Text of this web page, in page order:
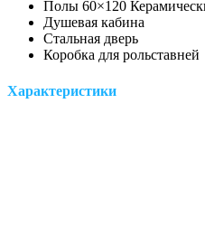
Полы 60×120
Душевая кабина
Стальная дверь
Коробка для рольставней
Характеристики